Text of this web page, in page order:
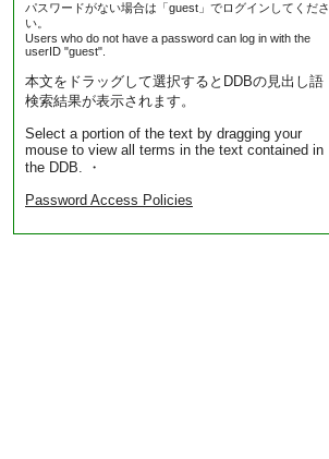
パスワードがない場合は「guest」でログインしてくださ
い。
Users who do not have a password can log in with the
userID "guest".
本文をドラッグして選択するとDDBの見出し語
検索結果が表示されます。
Select a portion of the text by dragging your
mouse to view all terms in the text contained in
the DDB. ・
Password Access Policies